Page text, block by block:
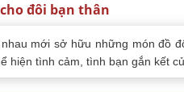
đôi bạn thân
mới sở hữu những món đồ
hiện tình cảm, tình bạn gắn kết